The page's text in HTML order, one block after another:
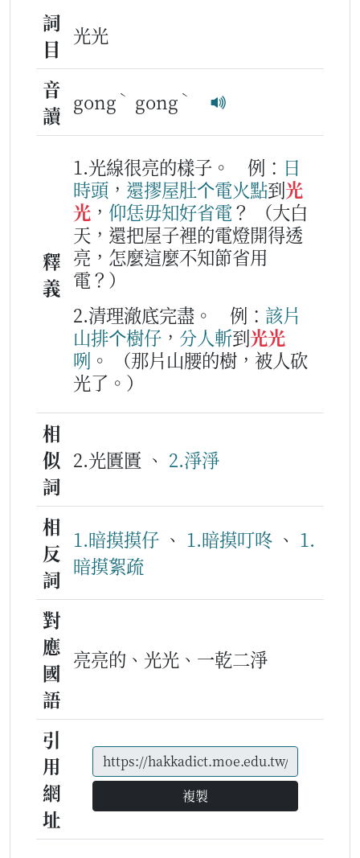
詞
目
光光
音
讀
gong ˋ gong ˋ
釋
義
1.光線很亮的樣子。 例： 日
時頭 ， 還摎屋肚个電火點到光
光 ， 仰恁毋知好省電？
（大白
天，還把屋子裡的電燈開得透
亮，怎麼這麼不知節省用
電？）
2.清理澈底完盡。
例： 該片
山排个樹仔 ， 分人斬到光光
咧 。
（那片山腰的樹，被人砍
光了。）
相
似
詞
2.光匱匱 、 2.淨淨
相
反
詞
1.暗摸摸仔 、 1.暗摸叮咚 、 1.
暗摸絮疏
對
應
國
語
亮亮的、光光、一乾二淨
引
用
網
址
複製